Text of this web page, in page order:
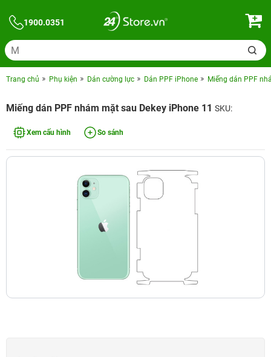
1900.0351
Trang chủ Phụ kiện Dán cường lực Dán PPF iPhone Miếng dán PPF
Miếng dán PPF nhám mặt sau Dekey iPhone 11 SKU:
Xem cấu hình So sánh